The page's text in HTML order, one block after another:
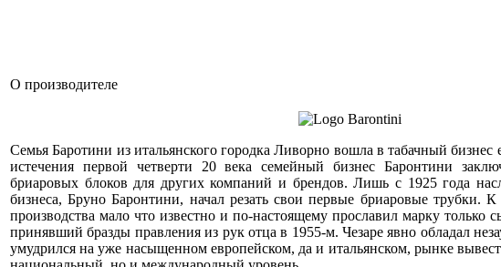
О производителе
Семья Баротини из итальянского городка Ливорно вошла в табачный
истечения первой четверти 20 века семейный бизнес Баронтини
бриаровых блоков для других компаний и брендов. Лишь с 1925 года
бизнеса, Бруно Баронтини, начал резать свои первые бриаровые трубки.
производства мало что известно и по-настоящему прославил марку только
принявший бразды правления из рук отца в 1955-м. Чезаре явно обладал
умудрился на уже насыщенном европейском, да и итальянском, рынке